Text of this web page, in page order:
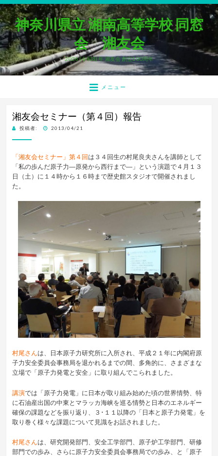
神奈川県立 湘南高等学校 同窓
会 湘友会
2026 (令和8) 年 湘友会 創立100周年
メニュー
湘友会セミナー（第４回）報告
投稿者:
投 2013/04/21
「湘友会セミナー」第４回は３４回生の村尾良夫さんを講師として
「私の歩んだ原子力―原発から西行まで―」という演題で４月１３
日（土）に１４時から１６時まで歴史館スタジオで開催されまし
た。
村尾さんは、日本原子力研究所に入所され、平成２１年に内閣府原
子力安全委員会事務局を退かれるまでの間、多角的に、さまざまな
立場で「原子力発電と安全」に取り組んでこられました。
講演では「原子力発電」に日本が取り組み始めた頃の世界情勢、特
に石油産出国の中東とマラッカ海峡を巡る情勢と日本のエネルギー
確保の課題などを振り返り、３･１１以降の「日本と原子力発電」を
取り巻く様々な課題について見識をお話されました。
村尾さんは、研究開発部門、安全工学部門、原子炉工学部門、研修
部門での歩み、さらに原子力安全委員会事務局での歩み、と「原子